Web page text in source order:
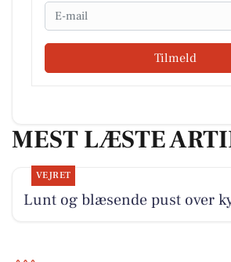
Email
Tilmeld
MEST LÆSTE
VEJRET
Lunt og blæsende pust over